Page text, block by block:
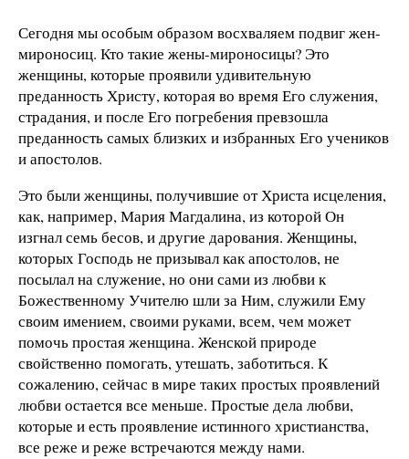
Сегодня мы особым образом восхваляем подвиг жен-
мироносиц. Кто такие жены-мироносицы? Это
женщины, которые проявили удивительную
преданность Христу, которая во время Его служения,
страдания, и после Его погребения превзошла
преданность самых близких и избранных Его учеников
и апостолов.
Это были женщины, получившие от Христа исцеления,
как, например, Мария Магдалина, из которой Он
изгнал семь бесов, и другие дарования. Женщины,
которых Господь не призывал как апостолов, не
посылал на служение, но они сами из любви к
Божественному Учителю шли за Ним, служили Ему
своим имением, своими руками, всем, чем может
помочь простая женщина. Женской природе
свойственно помогать, утешать, заботиться. К
сожалению, сейчас в мире таких простых проявлений
любви остается все меньше. Простые дела любви,
которые и есть проявление истинного христианства,
все реже и реже встречаются между нами.